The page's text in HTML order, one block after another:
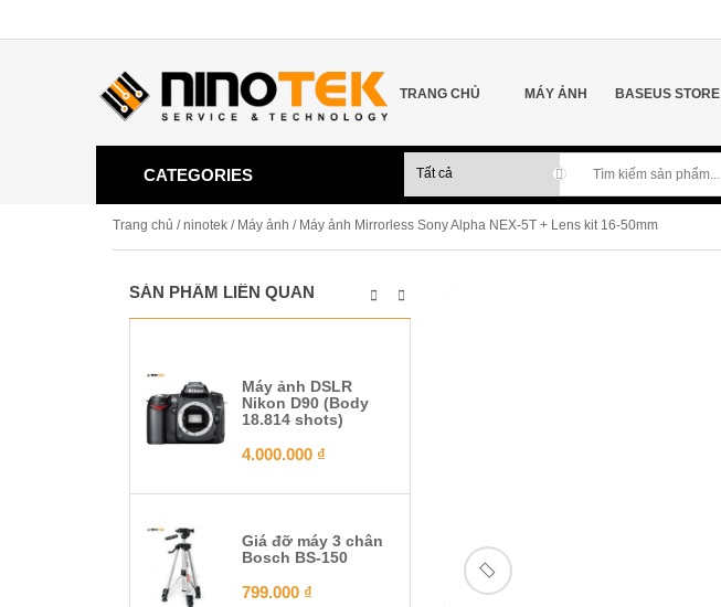
TRANG CHỦ MÁY ẢNH BASEUS STORE
CATEGORIES
Trang chủ /ninotek / Máy ảnh / Máy ảnh Mirrorless Sony Alpha NEX-5T + Lens kit 16-50mm
SẢN PHẨM LIÊN QUAN
Máy ảnh DSLR
Nikon D90 (Body
18.814 shots)
4.000.000 ₫
Giá đỡ máy 3 chân
Bosch BS-150
799.000 ₫ 🔍